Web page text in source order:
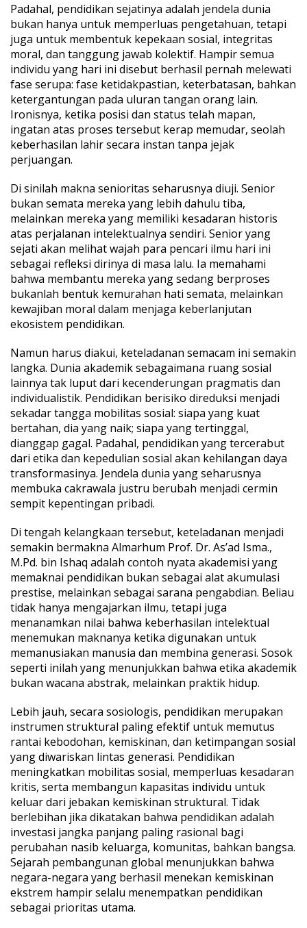
i
K
e
m
i
s
k
i
n
a
n
Padahal, pendidikan sejatinya adalah jendela dunia
bukan hanya untuk memperluas pengetahuan, tetapi
juga untuk membentuk kepekaan sosial, integritas
moral, dan tanggung jawab kolektif. Hampir semua
individu yang hari ini disebut berhasil pernah melewati
fase serupa: fase ketidakpastian, keterbatasan, bahkan
ketergantungan pada uluran tangan orang lain.
Ironisnya, ketika posisi dan status telah mapan,
ingatan atas proses tersebut kerap memudar, seolah
keberhasilan lahir secara instan tanpa jejak
perjuangan.
Di sinilah makna senioritas seharusnya diuji. Senior
bukan semata mereka yang lebih dahulu tiba,
melainkan mereka yang memiliki kesadaran historis
atas perjalanan intelektualnya sendiri. Senior yang
sejati akan melihat wajah para pencari ilmu hari ini
sebagai refleksi dirinya di masa lalu. Ia memahami
bahwa membantu mereka yang sedang berproses
bukanlah bentuk kemurahan hati semata, melainkan
kewajiban moral dalam menjaga keberlanjutan
ekosistem pendidikan.
Namun harus diakui, keteladanan semacam ini semakin
langka. Dunia akademik sebagaimana ruang sosial
lainnya tak luput dari kecenderungan pragmatis dan
individualistik. Pendidikan berisiko direduksi menjadi
sekadar tangga mobilitas sosial: siapa yang kuat
bertahan, dia yang naik; siapa yang tertinggal,
dianggap gagal. Padahal, pendidikan yang tercerabut
dari etika dan kepedulian sosial akan kehilangan daya
transformasinya. Jendela dunia yang seharusnya
membuka cakrawala justru berubah menjadi cermin
sempit kepentingan pribadi.
Di tengah kelangkaan tersebut, keteladanan menjadi
semakin bermakna Almarhum Prof. Dr. As’ad Isma.,
M.Pd. bin Ishaq adalah contoh nyata akademisi yang
memaknai pendidikan bukan sebagai alat akumulasi
prestise, melainkan sebagai sarana pengabdian. Beliau
tidak hanya mengajarkan ilmu, tetapi juga
menanamkan nilai bahwa keberhasilan intelektual
menemukan maknanya ketika digunakan untuk
memanusiakan manusia dan membina generasi. Sosok
seperti inilah yang menunjukkan bahwa etika akademik
bukan wacana abstrak, melainkan praktik hidup.
Lebih jauh, secara sosiologis, pendidikan merupakan
instrumen struktural paling efektif untuk memutus
rantai kebodohan, kemiskinan, dan ketimpangan sosial
yang diwariskan lintas generasi. Pendidikan
meningkatkan mobilitas sosial, memperluas kesadaran
kritis, serta membangun kapasitas individu untuk
keluar dari jebakan kemiskinan struktural. Tidak
berlebihan jika dikatakan bahwa pendidikan adalah
investasi jangka panjang paling rasional bagi
perubahan nasib keluarga, komunitas, bahkan bangsa.
Sejarah pembangunan global menunjukkan bahwa
negara-negara yang berhasil menekan kemiskinan
ekstrem hampir selalu menempatkan pendidikan
sebagai prioritas utama.